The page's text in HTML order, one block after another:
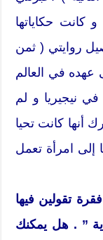
كانت حكاياتها
روايتي ( ثمن
عهده في العالم
نيجيريا و لم
أنها كانت تحيا
إلى امرأة تعمل
تقولين فيها
” . هل يمكنك